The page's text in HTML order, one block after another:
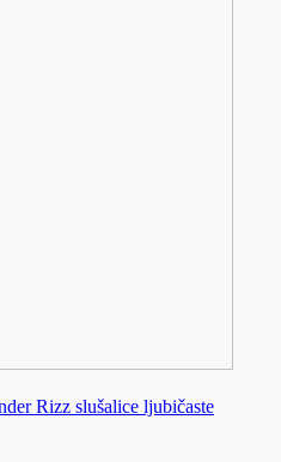
Rizz slušalice ljubičaste